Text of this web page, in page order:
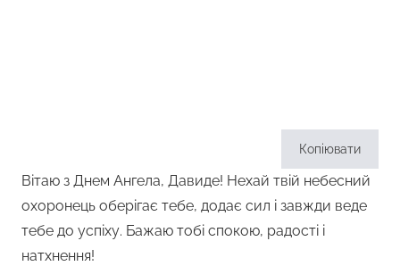
Копіювати
Вітаю з Днем Ангела, Давиде! Нехай твій небесний
охоронець оберігає тебе, додає сил і завжди веде
тебе до успіху. Бажаю тобі спокою, радості і
натхнення!